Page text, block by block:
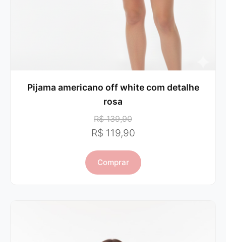
Pijama americano off white com detalhe
rosa
R$ 139,90
R$ 119,90
Comprar